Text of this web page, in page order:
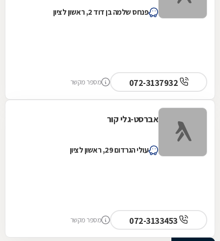
פנחס שלמה בן דוד 2, ראשון לציון
מספר מקשר
אברסט-גלי קור
עולי הגרדום 29, ראשון לציון
מספר מקשר